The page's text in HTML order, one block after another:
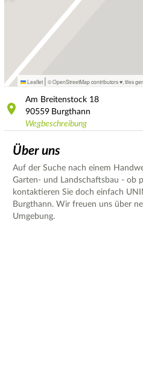
Leaflet | © OpenStreetMap contributors ♥, tiles
Am Breitenstock 18
90559 Burgthann
Wegbeschreibung
Über uns
Auf der Suche nach einem
Garten- und Landschaftsbau - ob
kontaktieren Sie doch einfach
Burgthann. Wir freuen uns über
Umgebung.